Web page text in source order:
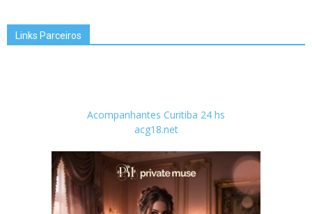
Links Parceiros
Acompanhantes Curitiba 24 hs
acg18.net